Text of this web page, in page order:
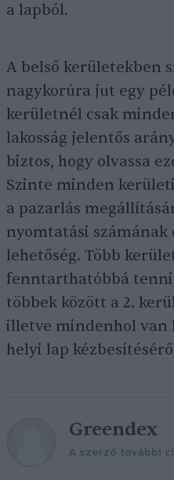
a lapból.
A belső kerületekben
nagykorúra jut egy
kerületnél csak
lakosság jelentős
biztos, hogy olvassa
Szinte minden
a pazarlás
nyomtatási számának
lehetőség. Több
fenntarthatóbbá
többek között a 2.
illetve mindenhol van
helyi lap
Greendex
A szerző további